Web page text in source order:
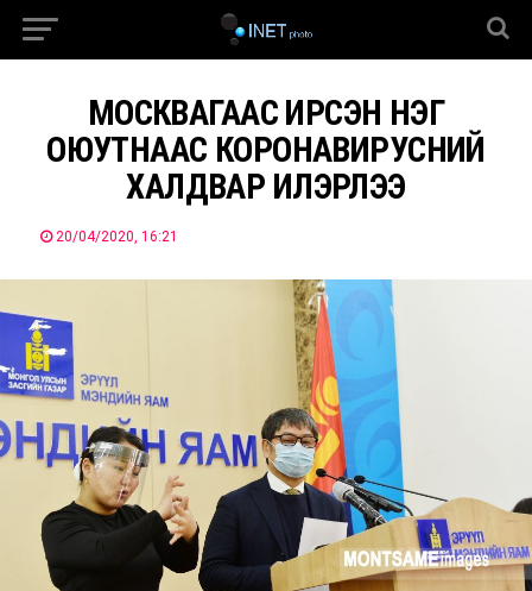
МОСКВАГААС ИРСЭН НЭГ
ОЮУТНААС КОРОНАВИРУСНИЙ
ХАЛДВАР ИЛЭРЛЭЭ
20/04/2020, 16:21